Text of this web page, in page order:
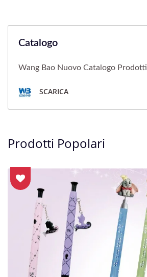
Catalogo
Wang Bao Nuovo Catalogo Prodotti
SCARICA
Prodotti Popolari